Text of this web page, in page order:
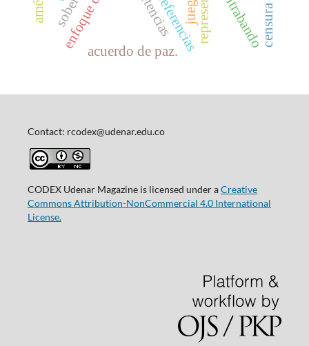
acuerdo de paz.
contrabando
Contact: rcodex@udenar.edu.co
CODEX Udenar Magazine is licensed under aCreative
Commons Attribution-NonCommercial 4.0 International
License.